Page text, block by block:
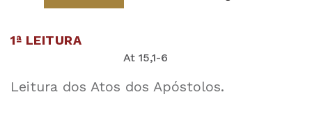
1ª LEITURA
At 15,1-6
Leitura dos Atos dos Apóstolos.